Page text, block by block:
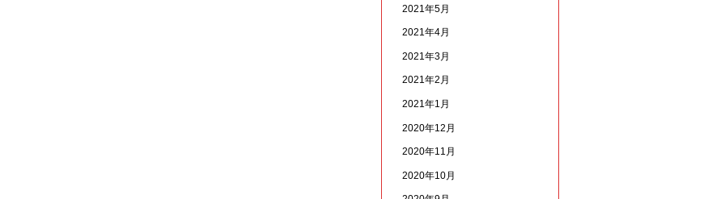
2021年5月
2021年4月
2021年3月
2021年2月
2021年1月
2020年12月
2020年11月
2020年10月